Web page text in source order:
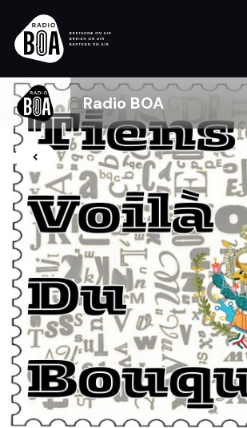
Radio BOA